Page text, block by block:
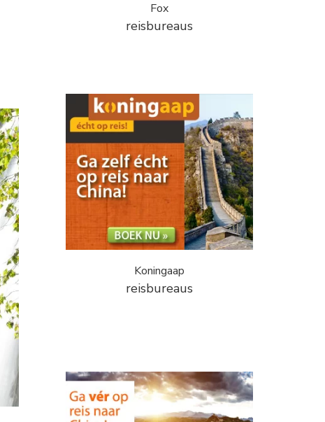
Fox
reisbureaus
Koningaap
reisbureaus